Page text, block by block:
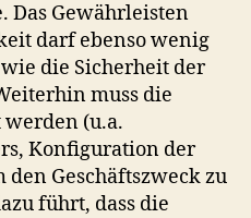
Das Gewährleisten
darf ebenso wenig
die Sicherheit der
muss die
(u.a.
Konfiguration der
den Geschäftszweck zu
führt, dass die